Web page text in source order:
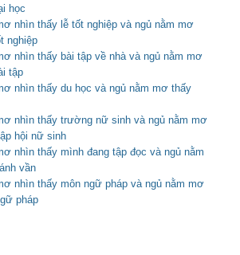
học
nhìn thấy lễ tốt nghiệp và ngủ nằm mơ
nghiệp
nhìn thấy bài tập về nhà và ngủ nằm mơ
tập
nhìn thấy du học và ngủ nằm mơ thấy
nhìn thấy trường nữ sinh và ngủ nằm mơ
hội nữ sinh
nhìn thấy mình đang tập đọc và ngủ nằm
vần
nhìn thấy môn ngữ pháp và ngủ nằm mơ
pháp